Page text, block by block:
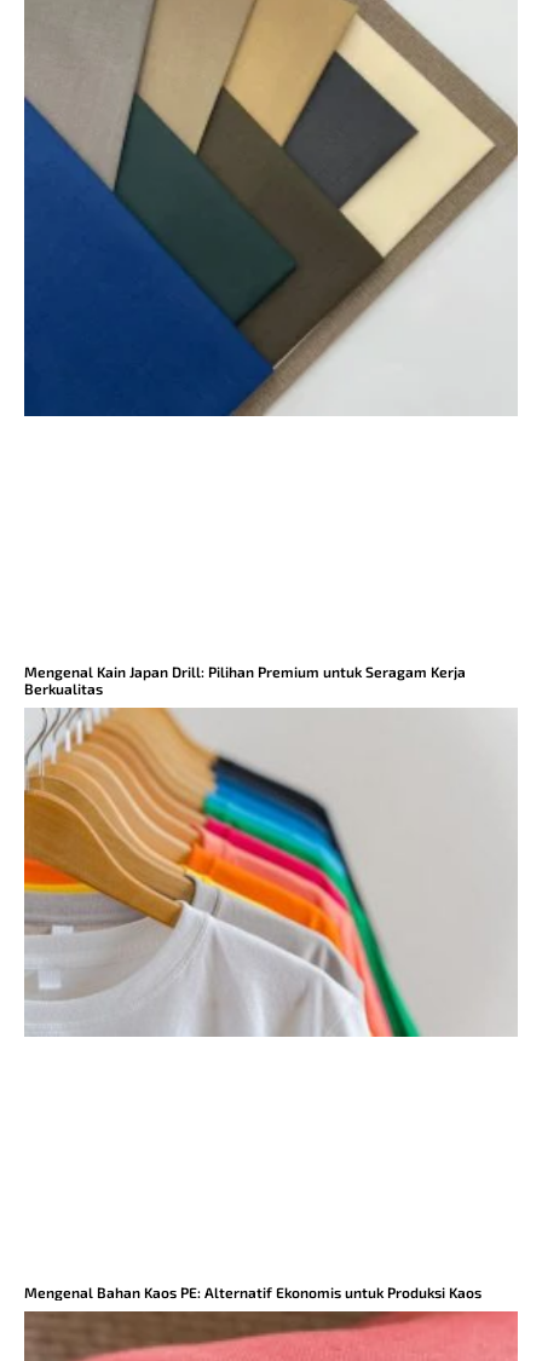
Mengenal Kain Japan Drill: Pilihan Premium untuk Seragam Kerja
Berkualitas
Mengenal Bahan Kaos PE: Alternatif Ekonomis untuk Produksi Kaos